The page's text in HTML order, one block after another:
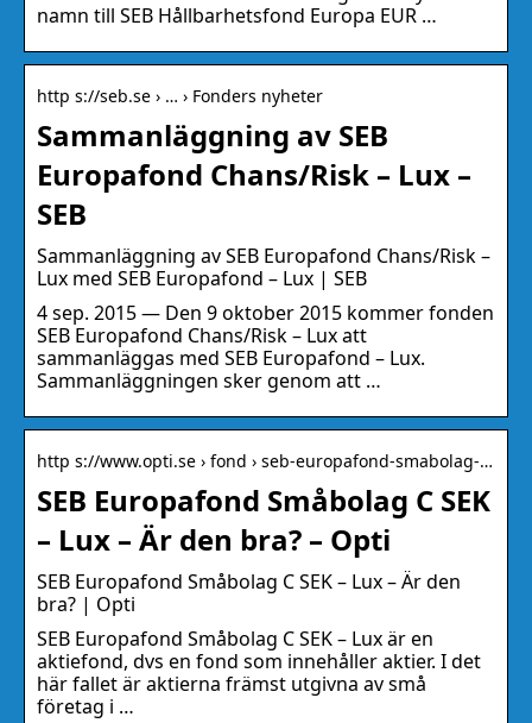
namn till SEB Hållbarhetsfond Europa EUR …
http s://seb.se › … › Fonders nyheter
Sammanläggning av SEB
Europafond Chans/Risk – Lux –
SEB
Sammanläggning av SEB Europafond Chans/Risk –
Lux med SEB Europafond – Lux | SEB
4 sep. 2015 — Den 9 oktober 2015 kommer fonden
SEB Europafond Chans/Risk – Lux att
sammanläggas med SEB Europafond – Lux.
Sammanläggningen sker genom att …
http s://www.opti.se › fond › seb-europafond-smabolag-…
SEB Europafond Småbolag C SEK
– Lux – Är den bra? – Opti
SEB Europafond Småbolag C SEK – Lux – Är den
bra? | Opti
SEB Europafond Småbolag C SEK – Lux är en
aktiefond, dvs en fond som innehåller aktier. I det
här fallet är aktierna främst utgivna av små
företag i …